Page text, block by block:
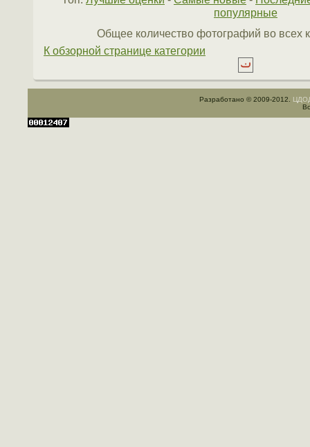
популярные
Общее количество фотографий во всех
К обзорной странице категории
Разработано © 2009-2012.